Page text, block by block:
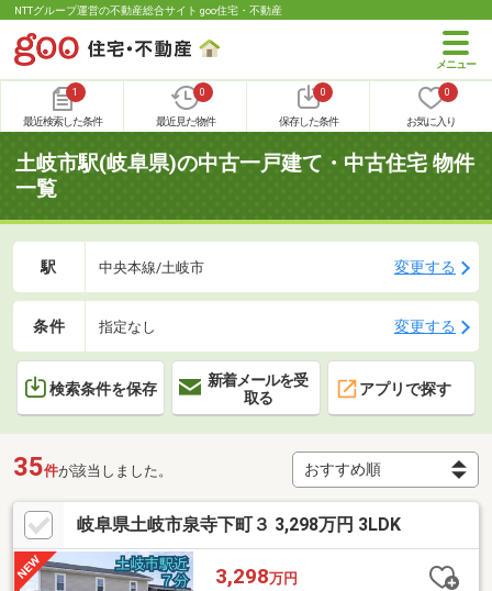
NTTグループ運営の不動産総合サイト goo住宅・不動産
1
最近検索した条件
0
最近見た物件
0
保存した条件
0
お気に入り
土岐市駅(岐阜県)の中古一戸建て・中古住宅 物件
一覧
駅 中央本線/土岐市 変更する
条件 指定なし 変更する
検索条件を保存
新着メールを受
取る
アプリで探す
35件が該当しました。
岐阜県土岐市泉寺下町３ 3,298万円 3LDK
3,298万円